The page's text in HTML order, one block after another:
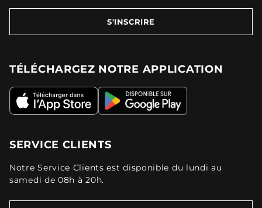
S'INSCRIRE
TÉLÉCHARGEZ NOTRE APPLICATION
SERVICE CLIENTS
Notre Service Clients est disponible du lundi au
samedi de 08h à 20h.